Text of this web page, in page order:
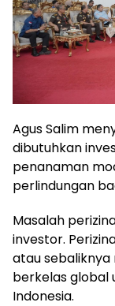
Agus Salim
dibutuhkan
penanaman
perlindungan
Masalah
investor.
atau
berkelas global
Indonesia.